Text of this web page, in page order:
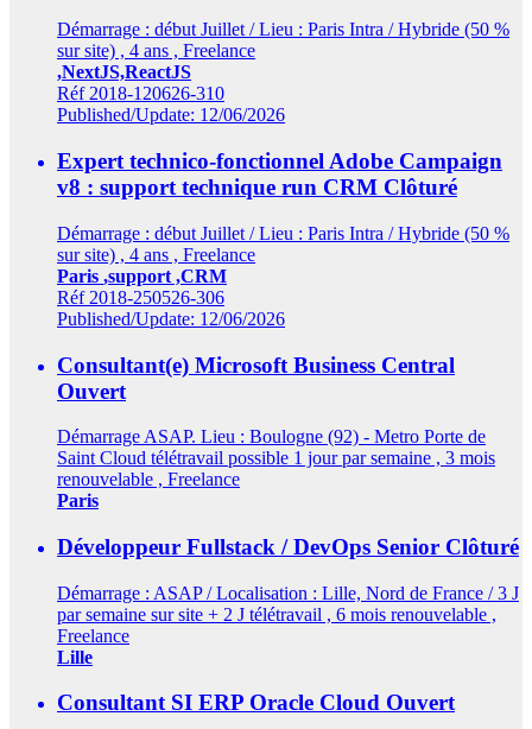
Démarrage : début Juillet / Lieu : Paris Intra / Hybride (50 %
sur site) , 4 ans , Freelance
,NextJS,ReactJS
Réf 2018-120626-310
Published/Update: 12/06/2026
Expert technico-fonctionnel Adobe Campaign
v8 : support technique run CRM Clôturé
Démarrage : début Juillet / Lieu : Paris Intra / Hybride (50 %
sur site) , 4 ans , Freelance
Paris ,support ,CRM
Réf 2018-250526-306
Published/Update: 12/06/2026
Consultant(e) Microsoft Business Central
Ouvert
Démarrage ASAP. Lieu : Boulogne (92) - Metro Porte de
Saint Cloud télétravail possible 1 jour par semaine , 3 mois
renouvelable , Freelance
Paris
Développeur Fullstack / DevOps Senior Clôturé
Démarrage : ASAP / Localisation : Lille, Nord de France / 3 J
par semaine sur site + 2 J télétravail , 6 mois renouvelable ,
Freelance
Lille
Consultant SI ERP Oracle Cloud Ouvert